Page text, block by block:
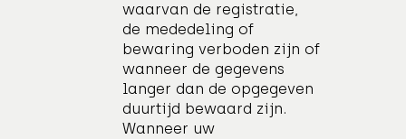
waarvan de registratie,
de mededeling of
bewaring verboden zijn of
wanneer de gegevens
langer dan de opgegeven
duurtijd bewaard zijn.
Wanneer uw